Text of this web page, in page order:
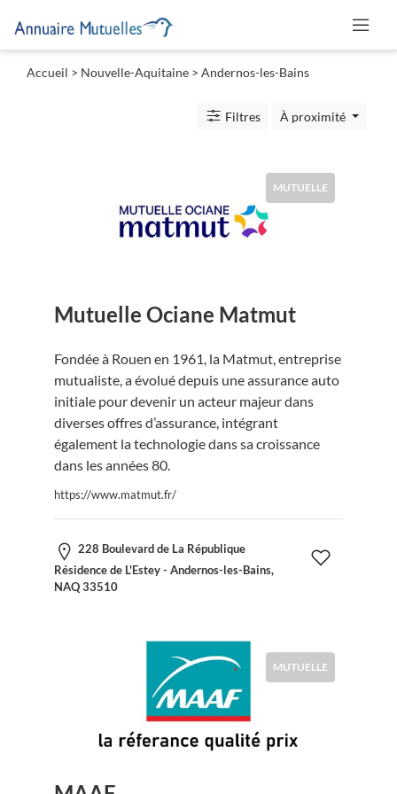
Accueil > Nouvelle-Aquitaine > Andernos-les-Bains
Filtres À proximité
MUTUELLE
Mutuelle Ociane Matmut
Fondée à Rouen en 1961, la Matmut, entreprise
mutualiste, a évolué depuis une assurance auto
initiale pour devenir un acteur majeur dans
diverses offres d’assurance, intégrant
également la technologie dans sa croissance
dans les années 80.
https://www.matmut.fr/
228 Boulevard de La République
Résidence de L'Estey - Andernos-les-Bains,
NAQ 33510
MUTUELLE